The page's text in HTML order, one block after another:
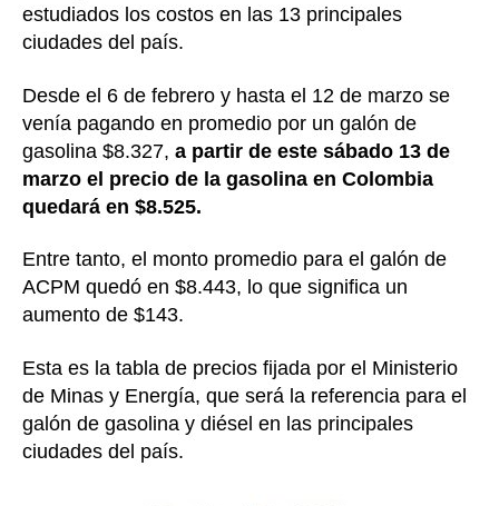
estudiados los costos en las 13 principales
ciudades del país.
Desde el 6 de febrero y hasta el 12 de marzo se
venía pagando en promedio por un galón de
gasolina $8.327, a partir de este sábado 13 de
marzo el precio de la gasolina en Colombia
quedará en $8.525.
Entre tanto, el monto promedio para el galón de
ACPM quedó en $8.443, lo que significa un
aumento de $143.
Esta es la tabla de precios fijada por el Ministerio
de Minas y Energía, que será la referencia para el
galón de gasolina y diésel en las principales
ciudades del país.